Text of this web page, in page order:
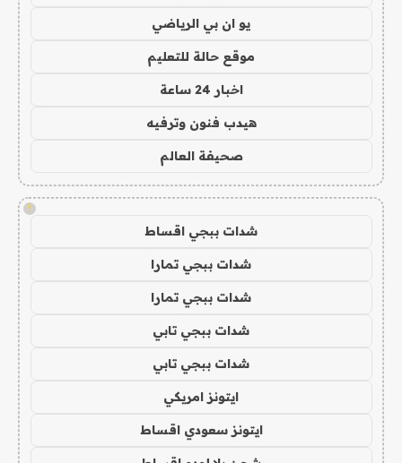
يو ان بي الرياضي
موقع حالة للتعليم
اخبار 24 ساعة
هيدب فنون وترفيه
صحيفة العالم
!
شدات ببجي اقساط
شدات ببجي تمارا
شدات ببجي تمارا
شدات ببجي تابي
شدات ببجي تابي
ايتونز امريكي
ايتونز سعودي اقساط